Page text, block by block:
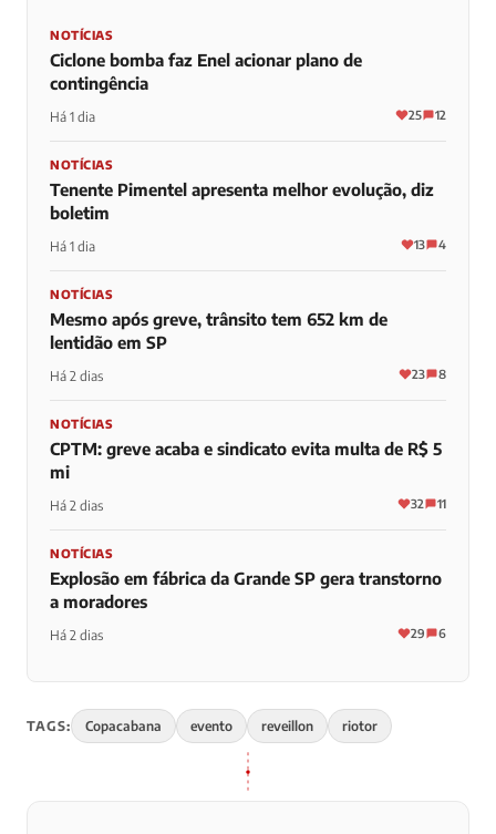
NOTÍCIAS
Ciclone bomba faz Enel acionar plano de
contingência
Há 1 dia 25 12
NOTÍCIAS
Tenente Pimentel apresenta melhor evolução, diz
boletim
Há 1 dia 13 4
NOTÍCIAS
Mesmo após greve, trânsito tem 652 km de
lentidão em SP
Há 2 dias 23 8
NOTÍCIAS
CPTM: greve acaba e sindicato evita multa de R$ 5
mi
Há 2 dias 32 11
NOTÍCIAS
Explosão em fábrica da Grande SP gera transtorno
a moradores
Há 2 dias 29 6
TAGS: Copacabana evento reveillon riotor